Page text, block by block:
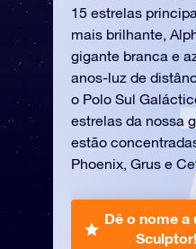
15 estrelas
mais brilhante,
gigante branca e
anos-luz de
o Polo Sul
estrelas da nossa
estão
Phoenix, Grus e
Dê o nome a
Sculptor!